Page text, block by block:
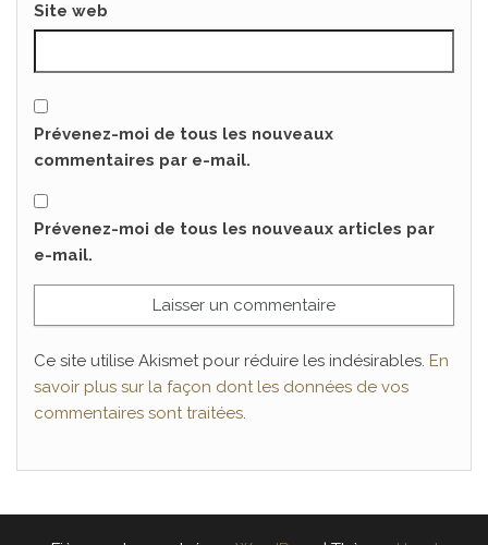
Site web
Prévenez-moi de tous les nouveaux
commentaires par e-mail.
Prévenez-moi de tous les nouveaux articles par
e-mail.
Ce site utilise Akismet pour réduire les indésirables. En
savoir plus sur la façon dont les données de vos
commentaires sont traitées.